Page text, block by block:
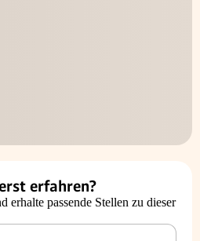
erfahren?
erhalte passende Stellen zu dieser